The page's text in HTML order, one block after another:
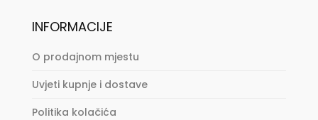
INFORMACIJE
O prodajnom mjestu
Uvjeti kupnje i dostave
Politika kolačića